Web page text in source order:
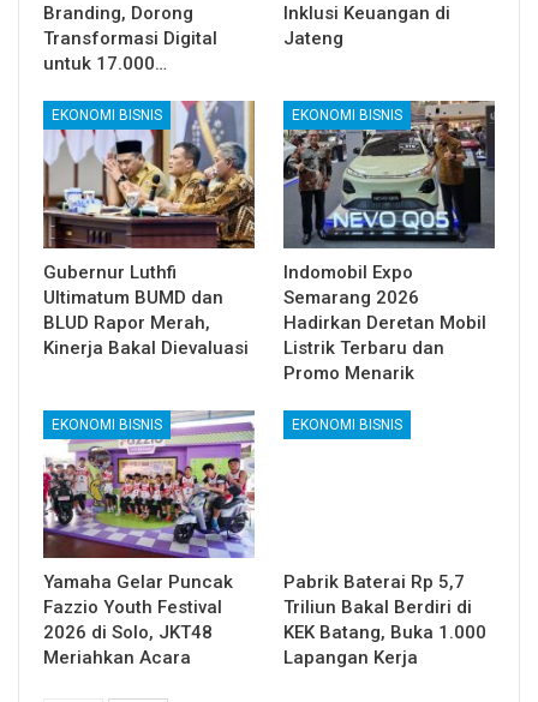
Branding, Dorong
Transformasi Digital
untuk 17.000…
Inklusi Keuangan di
Jateng
EKONOMI BISNIS
Gubernur Luthfi
Ultimatum BUMD dan
BLUD Rapor Merah,
Kinerja Bakal Dievaluasi
EKONOMI BISNIS
Indomobil Expo
Semarang 2026
Hadirkan Deretan Mobil
Listrik Terbaru dan
Promo Menarik
EKONOMI BISNIS
Yamaha Gelar Puncak
Fazzio Youth Festival
2026 di Solo, JKT48
Meriahkan Acara
EKONOMI BISNIS
Pabrik Baterai Rp 5,7
Triliun Bakal Berdiri di
KEK Batang, Buka 1.000
Lapangan Kerja